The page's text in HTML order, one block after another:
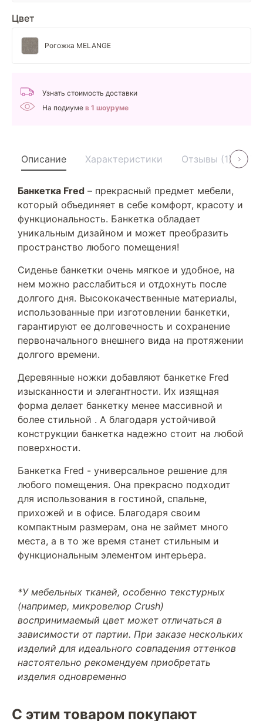
Цвет
Рогожка MELANGE
Узнать стоимость доставки
На подиуме в 1 шоуруме
Описание Характеристики Отзывы (1)
Банкетка Fred – прекрасный предмет мебели,
который объединяет в себе комфорт, красоту и
функциональность. Банкетка обладает
уникальным дизайном и может преобразить
пространство любого помещения!
Сиденье банкетки очень мягкое и удобное, на
нем можно расслабиться и отдохнуть после
долгого дня. Высококачественные материалы,
использованные при изготовлении банкетки,
гарантируют ее долговечность и сохранение
первоначального внешнего вида на протяжении
долгого времени.
Деревянные ножки добавляют банкетке Fred
изысканности и элегантности. Их изящная
форма делает банкетку менее массивной и
более стильной . А благодаря устойчивой
конструкции банкетка надежно стоит на любой
поверхности.
Банкетка Fred - универсальное решение для
любого помещения. Она прекрасно подходит
для использования в гостиной, спальне,
прихожей и в офисе. Благодаря своим
компактным размерам, она не займет много
места, а в то же время станет стильным и
функциональным элементом интерьера.
*У мебельных тканей, особенно текстурных
(например, микровелюр Crush)
воспринимаемый цвет может отличаться в
зависимости от партии. При заказе нескольких
изделий для идеального совпадения оттенков
настоятельно рекомендуем приобретать
изделия одновременно
С этим товаром покупают